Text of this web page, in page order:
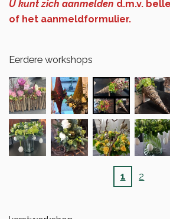
U kunt zich aanmelden d.m.v.
of het aanmeldformulier.
Eerdere workshops
1 2